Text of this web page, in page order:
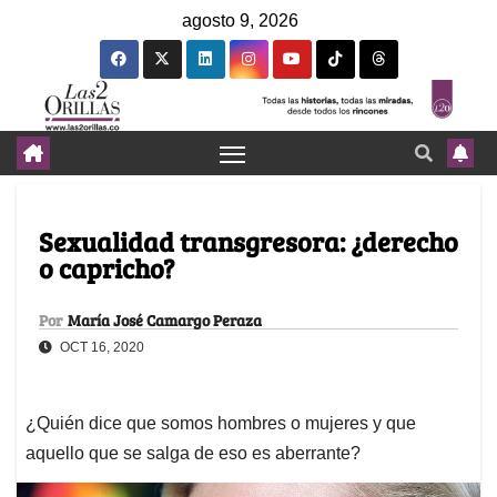
agosto 9, 2026
Sexualidad transgresora: ¿derecho
o capricho?
Por María José Camargo Peraza
OCT 16, 2020
¿Quién dice que somos hombres o mujeres y que
aquello que se salga de eso es aberrante?